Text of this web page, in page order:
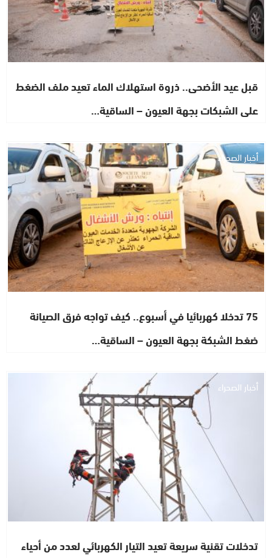
قبل عيد الأضحى.. ذروة استهلاك الماء تعيد ملف الضغط
على الشبكات بجهة العيون – الساقية…
أخبار الصحراء
75 تدخلا كهربائيا في أسبوع.. كيف تواجه فرق الصيانة
ضغط الشبكة بجهة العيون – الساقية…
أخبار الصحراء
تدخلات تقنية سريعة تعيد التيار الكهربائي لعدد من أحياء